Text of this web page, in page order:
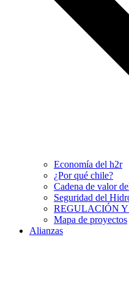
Economía del h2r
¿Por qué chile?
Cadena de valor
Seguridad del
REGULACIÓN
Mapa de proyectos
Alianzas